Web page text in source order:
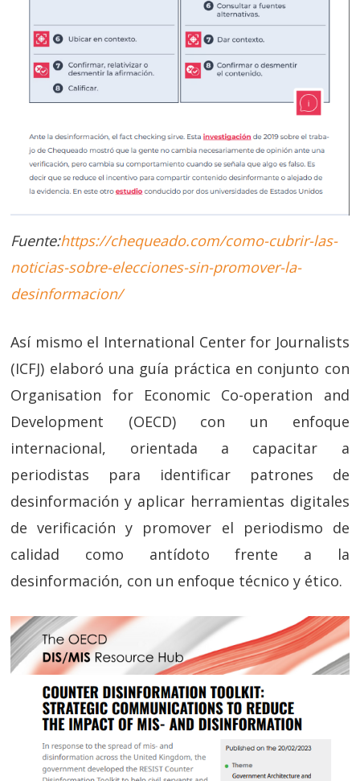
Fuente:https://chequeado.com/como-cubrir-las-
noticias-sobre-elecciones-sin-promover-la-
desinformacion/
Así mismo el International Center for Journalists
(ICFJ) elaboró una guía práctica en conjunto con
Organisation for Economic Co-operation and
Development (OECD) con un enfoque
internacional, orientada a capacitar a
periodistas para identificar patrones de
desinformación y aplicar herramientas digitales
de verificación y promover el periodismo de
calidad como antídoto frente a la
desinformación, con un enfoque técnico y ético.